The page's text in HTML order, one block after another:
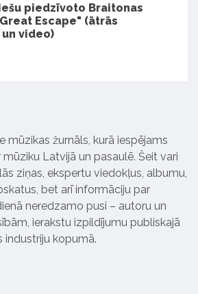
piedzīvoto Braitonas
Escape" (ātrās
video)
mūzikas žurnāls, kurā iespējams
Latvijā un pasaulē. Šeit vari
ziņas, ekspertu viedokļus, albumu,
bet arī informāciju par
neredzamo pusi – autoru un
ierakstu izpildījumu publiskajā
industriju kopumā.